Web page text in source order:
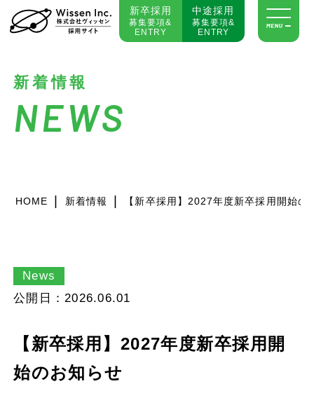
新卒採用
募集要項&
ENTRY
中途採用
募集要項&
ENTRY
新着情報
NEWS
HOME 新着情報 【新卒採用】2027年度新卒採用開始の
News
公開日：2026.06.01
【新卒採用】2027年度新卒採用開
始のお知らせ